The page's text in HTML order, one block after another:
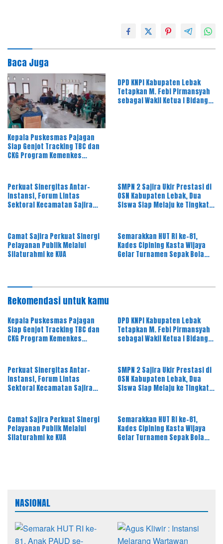
Baca Juga
Kepala Puskesmas Pajagan
Siap Genjot Tracking TBC dan
CKG Program Kemenkes
DPD KNPI Kabupaten Lebak
Tetapkan M. Febi Pirmansyah
sebagai Wakil Ketua I Bidang
Perkuat Sinergitas Antar-
Instansi, Forum Lintas
Sektoral Kecamatan Sajira
SMPN 2 Sajira Ukir Prestasi di
OSN Kabupaten Lebak, Dua
Siswa Siap Melaju ke Tingkat
Camat Sajira Perkuat Sinergi
Pelayanan Publik Melalui
Silaturahmi ke KUA
Semarakkan HUT RI ke-81,
Kades Cipining Kasta Wijaya
Gelar Turnamen Sepak Bola
Rekomendasi untuk kamu
Kepala Puskesmas Pajagan
Siap Genjot Tracking TBC dan
CKG Program Kemenkes
DPD KNPI Kabupaten Lebak
Tetapkan M. Febi Pirmansyah
sebagai Wakil Ketua I Bidang
Perkuat Sinergitas Antar-
Instansi, Forum Lintas
Sektoral Kecamatan Sajira
SMPN 2 Sajira Ukir Prestasi di
OSN Kabupaten Lebak, Dua
Siswa Siap Melaju ke Tingkat
Camat Sajira Perkuat Sinergi
Pelayanan Publik Melalui
Silaturahmi ke KUA
Semarakkan HUT RI ke-81,
Kades Cipining Kasta Wijaya
Gelar Turnamen Sepak Bola
NASIONAL